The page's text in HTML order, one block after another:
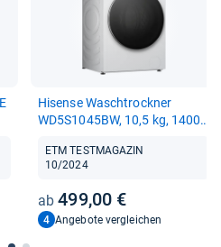
Hisense Wasch­trock­ner
WD5S1045BW, 10,5 kg, 1400
ETM TESTMAGAZIN
10/2024
499,00 €
4 Angebote vergleichen